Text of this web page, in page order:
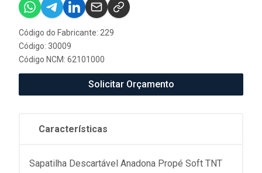
Código do Fabricante: 229
Código: 30009
Código NCM: 62101000
Solicitar Orçamento
Características
Sapatilha Descartável Anadona Propé Soft TNT